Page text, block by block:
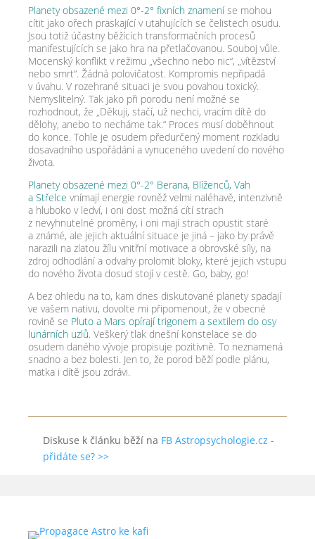
Planety obsazené mezi 0°-2° fixních znameníse mohou
cítit jako ořech praskající v utahujících se čelistech osudu.
Jsou totiž účastny běžících transformačních procesů
manifestujících se jako hra na přetlačovanou. Souboj vůle.
Mocenský konflikt v režimu „všechno nebo nic“, „vítězství
nebo smrt“. Žádná polovičatost. Kompromis nepřipadá
v úvahu. V rozehrané situaci je svou povahou toxický.
Nemyslitelný. Tak jako při porodu není možné se
rozhodnout, že „Děkuji, stačí, už nechci, vracím dítě do
dělohy, anebo to necháme tak.“ Proces musí doběhnout
do konce. Tohle je osudem předurčený moment rozkladu
dosavadního uspořádání a vynuceného uvedení do nového
života.
Planety obsazené mezi 0°-2° Berana, Blíženců, Vah
a Střelce vnímají energie rovněž velmi naléhavě, intenzivně
a hluboko v ledví, i oni dost možná cítí strach
z nevyhnutelné proměny, i oni mají strach opustit staré
a známé, ale jejich aktuální situace je jiná – jako by právě
narazili na zlatou žílu vnitřní motivace a obrovské síly, na
zdroj odhodlání a odvahy prolomit bloky, které jejich vstupu
do nového života dosud stojí v cestě. Go, baby, go!
A bez ohledu na to, kam dnes diskutované planety spadají
ve vašem nativu, dovolte mi připomenout, že v obecné
rovině se Pluto a Mars opírají trigonem a sextilem do osy
lunárních uzlů. Veškerý tlak dnešní konstelace se do
osudem daného vývoje propisuje pozitivně. To neznamená
snadno a bez bolesti. Jen to, že porod běží podle plánu,
matka i dítě jsou zdrávi.
Diskuse k článku běží na FB Astropsychologie.cz -
přidáte se? >>